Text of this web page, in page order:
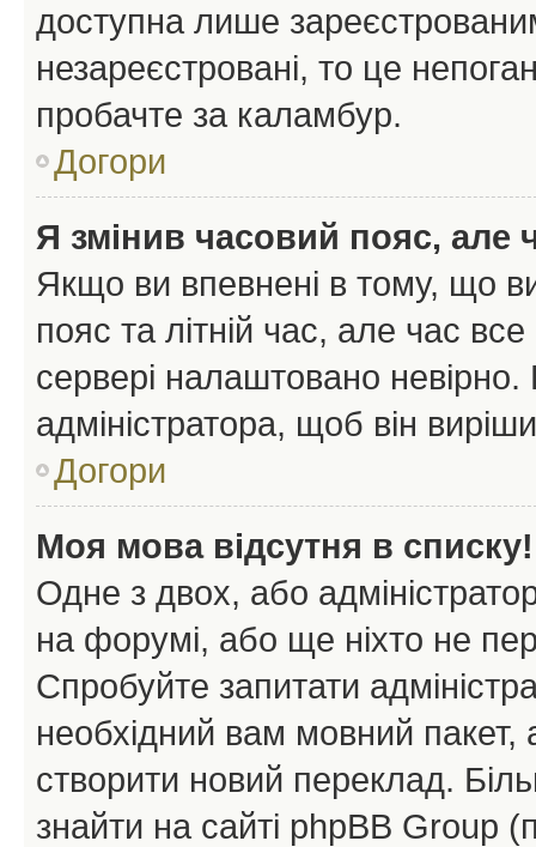
доступна лише
незареєстровані, то це
пробачте за каламбур.
Догори
Я змінив часовий пояс, але
Якщо ви впевнені в тому, що
пояс та літній час, але час
сервері налаштовано
адміністратора, щоб він
Догори
Моя мова відсутня в списку!
Одне з двох, або
на форумі, або ще ніхто не
Спробуйте запитати
необхідний вам мовний
створити новий переклад.
знайти на сайті phpBB Group